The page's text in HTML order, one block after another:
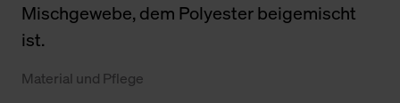
Mischgewebe, dem Polyester beigemischt
ist.
Material und Pflege